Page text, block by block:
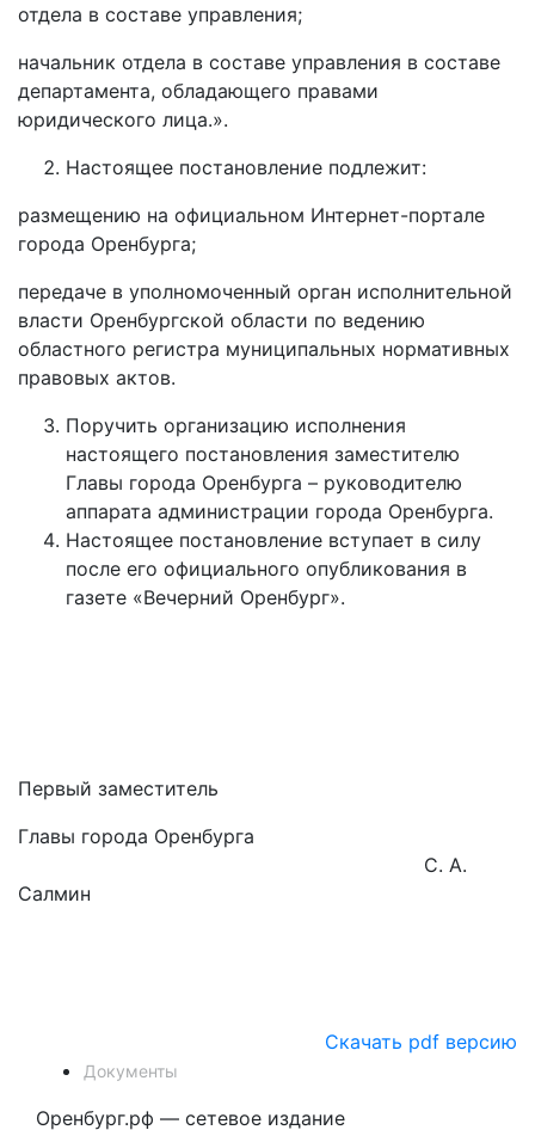
отдела в составе управления;
начальник отдела в составе управления в составе
департамента, обладающего правами
юридического лица.».
Настоящее постановление подлежит:
размещению на официальном Интернет-портале
города Оренбурга;
передаче в уполномоченный орган исполнительной
власти Оренбургской области по ведению
областного регистра муниципальных нормативных
правовых актов.
Поручить организацию исполнения
настоящего постановления заместителю
Главы города Оренбурга – руководителю
аппарата администрации города Оренбурга.
Настоящее постановление вступает в силу
после его официального опубликования в
газете «Вечерний Оренбург».
Первый заместитель
Главы города Оренбурга
С. А.
Салмин
Скачать pdf версию
Документы
Оренбург.рф — сетевое издание